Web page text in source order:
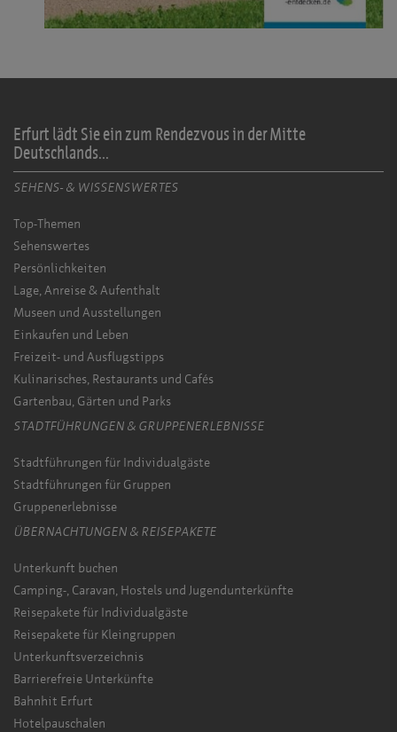
Erfurt lädt Sie ein zum Rendezvous in der Mitte
Deutschlands...
SEHENS- & WISSENSWERTES
Top-Themen
Sehenswertes
Persönlichkeiten
Lage, Anreise & Aufenthalt
Museen und Ausstellungen
Einkaufen und Leben
Freizeit- und Ausflugstipps
Kulinarisches, Restaurants und Cafés
Gartenbau, Gärten und Parks
STADTFÜHRUNGEN & GRUPPENERLEBNISSE
Stadtführungen für Individualgäste
Stadtführungen für Gruppen
Gruppenerlebnisse
ÜBERNACHTUNGEN & REISEPAKETE
Unterkunft buchen
Camping-, Caravan, Hostels und Jugendunterkünfte
Reisepakete für Individualgäste
Reisepakete für Kleingruppen
Unterkunftsverzeichnis
Barrierefreie Unterkünfte
Bahnhit Erfurt
Hotelpauschalen